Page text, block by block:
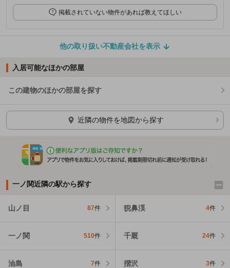
掲載されていない物件があれば教えてほしい
他の取り扱い不動産会社を表示
入居可能なほかの部屋
この建物のほかの部屋を探す
ほかの部屋を検索中…
近隣の物件を地図から探す
一ノ関近隣の駅から探す
山ノ目 87件 猊鼻渓 4件
一ノ関 510件 千厩 24件
油島 7件 摺沢 3件